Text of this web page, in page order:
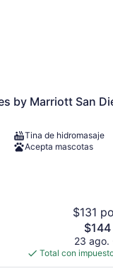
by Marriott San
Tina de hidromasaje
Acepta mascotas
$131
El
precio
actual
es
23 ago.
Total con